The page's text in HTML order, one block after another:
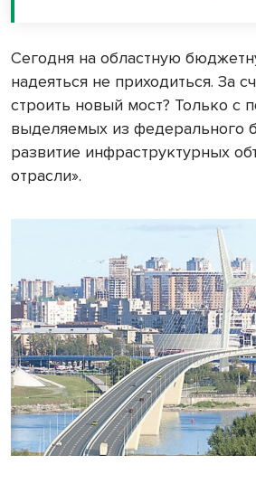
Сегодня на областную
надеяться не приходиться. За
строить новый мост? Только с
выделяемых из федерального
развитие инфраструктурных
отрасли».